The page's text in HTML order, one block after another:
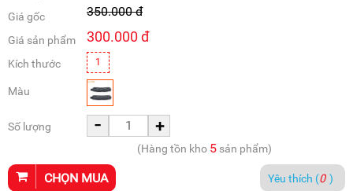
Giá gốc 350.000 đ
Giá sản phẩm 300.000 đ
Kích thước 1
Màu
Số lượng - +
(Hàng tồn kho 5sản phẩm)
CHỌN MUA Yêu thích (0 )